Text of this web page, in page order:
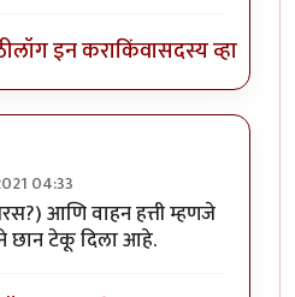
लॉग इन कराकिंवासदस्य व्हा
04:33
लक्षणे सुस्पष्टbyप्रचेतस
आणि वाहन हत्ती म्हणजे
छान टेकू दिला आहे.